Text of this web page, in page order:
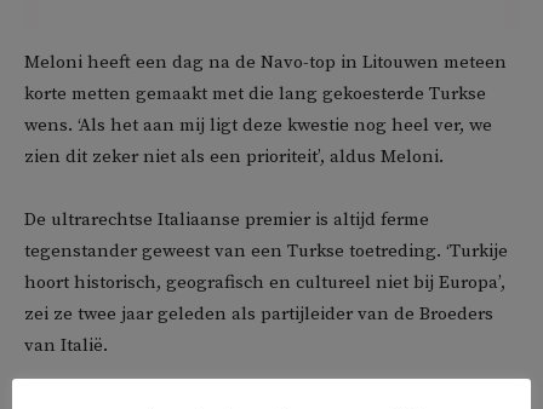
Meloni heeft een dag na de Navo-top in Litouwen meteen
korte metten gemaakt met die lang gekoesterde Turkse
wens. ‘Als het aan mij ligt deze kwestie nog heel ver, we
zien dit zeker niet als een prioriteit’, aldus Meloni.
De ultrarechtse Italiaanse premier is altijd ferme
tegenstander geweest van een Turkse toetreding. ‘Turkije
hoort historisch, geografisch en cultureel niet bij Europa’,
zei ze twee jaar geleden als partijleider van de Broeders
van Italië.